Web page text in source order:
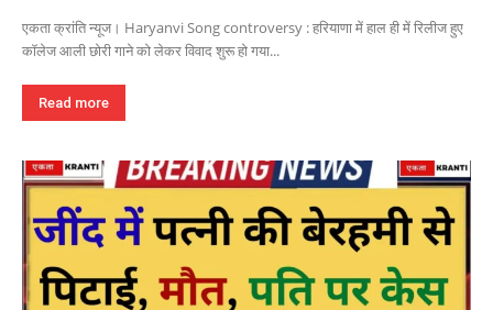
एकता क्रांति न्यूज। Haryanvi Song controversy : हरियाणा में हाल ही में रिलीज हुए
कॉलेज आली छोरी गाने को लेकर विवाद शुरू हो गया...
Read more